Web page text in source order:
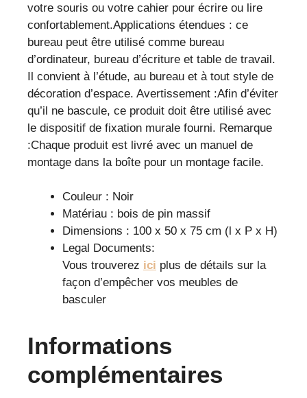
votre souris ou votre cahier pour écrire ou lire
confortablement.Applications étendues : ce
bureau peut être utilisé comme bureau
d’ordinateur, bureau d’écriture et table de travail.
Il convient à l’étude, au bureau et à tout style de
décoration d’espace. Avertissement :Afin d’éviter
qu’il ne bascule, ce produit doit être utilisé avec
le dispositif de fixation murale fourni. Remarque
:Chaque produit est livré avec un manuel de
montage dans la boîte pour un montage facile.
Couleur : Noir
Matériau : bois de pin massif
Dimensions : 100 x 50 x 75 cm (l x P x H)
Legal Documents:
Vous trouverez ici plus de détails sur la
façon d’empêcher vos meubles de
basculer
Informations
complémentaires